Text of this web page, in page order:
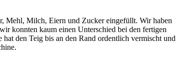
Mehl, Milch, Eiern und Zucker eingefüllt. Wir haben
konnten kaum einen Unterschied bei den fertigen
den Teig bis an den Rand ordentlich vermischt und